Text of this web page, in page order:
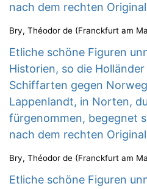
nach dem rechten
Bry, Théodor de (Franckfurt am
Etliche schöne Figuren
Historien, so die
Schiffarten gegen
Lappenlandt, in Norten,
fürgenommen, begegnet
nach dem rechten
Bry, Théodor de (Franckfurt am
Etliche schöne Figuren